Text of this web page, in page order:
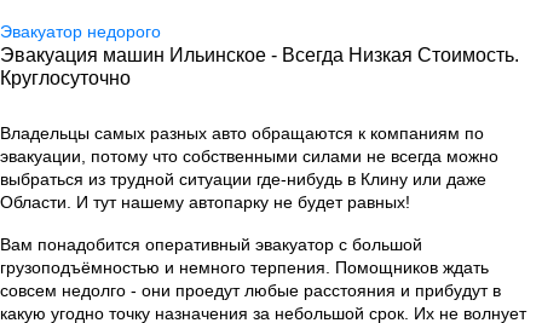
Эвакуатор недорого
Эвакуация машин Ильинское - Всегда Низкая Стоимость.
Круглосуточно
Владельцы самых разных авто обращаются к компаниям по
эвакуации, потому что собственными силами не всегда можно
выбраться из трудной ситуации где-нибудь в Клину или даже
Области. И тут нашему автопарку не будет равных!
Вам понадобится оперативный эвакуатор с большой
грузоподъёмностью и немного терпения. Помощников ждать
совсем недолго - они проедут любые расстояния и прибудут в
какую угодно точку назначения за небольшой срок. Их не волнует